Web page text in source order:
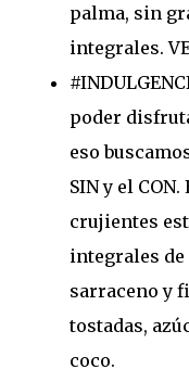
palma, sin
integrales.
poder
eso
SIN y el
crujientes
integrales
sarraceno y
tostadas,
coco.